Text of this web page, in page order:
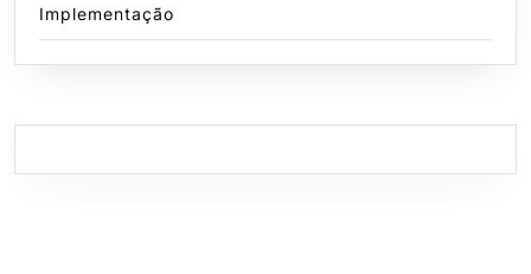
Implementação